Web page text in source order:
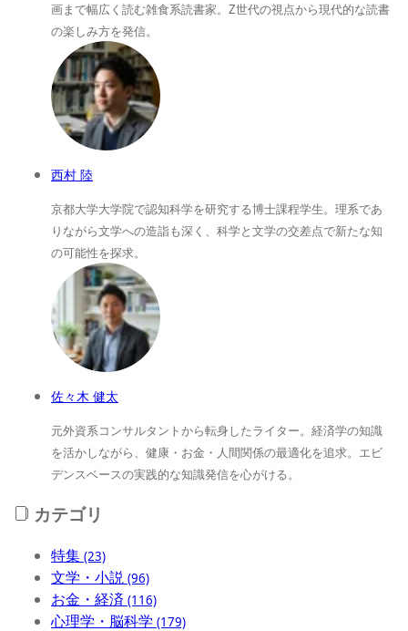
画まで幅広く読む雑食系読書家。Z世代の視点から現代的な読書
の楽しみ方を発信。
西村 陸
京都大学大学院で認知科学を研究する博士課程学生。理系であ
りながら文学への造詣も深く、科学と文学の交差点で新たな知
の可能性を探求。
佐々木 健太
元外資系コンサルタントから転身したライター。経済学の知識
を活かしながら、健康・お金・人間関係の最適化を追求。エビ
デンスベースの実践的な知識発信を心がける。
カテゴリ
特集 (23)
文学・小説 (96)
お金・経済 (116)
心理学・脳科学 (179)